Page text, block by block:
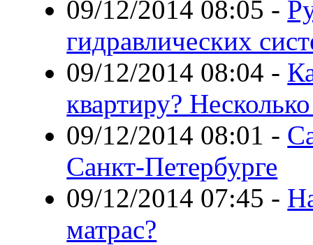
09/12/2014 08:05 -
гидравлических
09/12/2014 08:04 -
квартиру?
09/12/2014 08:01 -
Санкт-Петербурге
09/12/2014 07:45 -
матрас?